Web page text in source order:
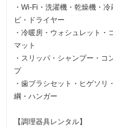
・Wi-Fi・洗濯機・乾燥機・
ビ・ドライヤー
・冷暖房・ウォシュレット・
マット
・スリッパ・シャンプー・
プ
・歯ブラシセット・ヒゲソリ
綱・ハンガー
【調理器具レンタル】